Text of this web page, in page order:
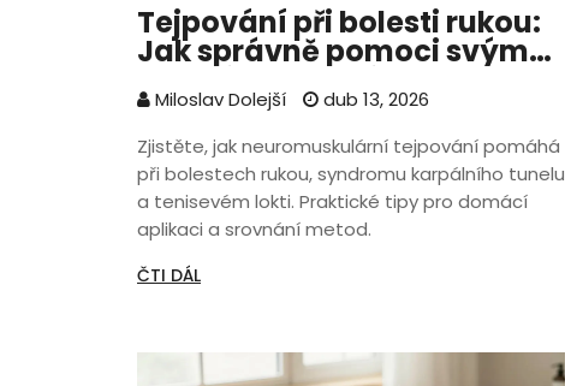
Tejpování při bolesti rukou:
Jak správně pomoci svým
kloubům a svalům
Miloslav Dolejší
dub 13, 2026
Zjistěte, jak neuromuskulární tejpování pomáhá
při bolestech rukou, syndromu karpálního tunelu
a tenisevém lokti. Praktické tipy pro domácí
aplikaci a srovnání metod.
ČTI DÁL